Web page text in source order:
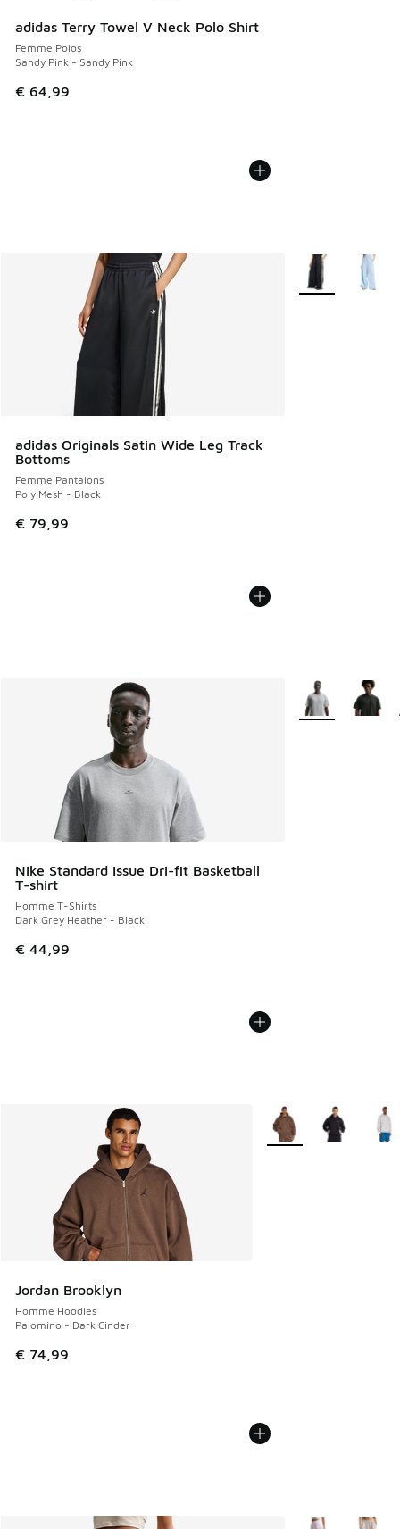
adidas Terry Towel V Neck Polo Shirt
Femme Polos
Sandy Pink - Sandy Pink
€ 64,99
adidas Originals Satin Wide Leg Track
Bottoms
Femme Pantalons
Poly Mesh - Black
€ 79,99
Plus de couleurs
Nike Standard Issue Dri-fit Basketball
T-shirt
Homme T-Shirts
Dark Grey Heather - Black
€ 44,99
Plus de couleurs
Jordan Brooklyn
Homme Hoodies
Palomino - Dark Cinder
€ 74,99
Plus de couleurs